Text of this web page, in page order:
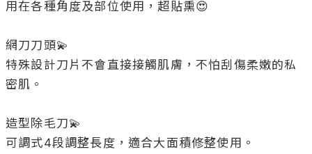
用在各種角度及部位使用，超貼熏😍
網刀刀頭💫
特殊設計刀片不會直接接觸肌膚，不怕刮傷柔嫩的私
密肌。
造型除毛刀💫
可調式4段調整長度，適合大面積修整使用。